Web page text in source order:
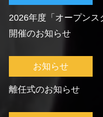
2026年度「オープンス
開催のお知らせ
お知らせ
離任式のお知らせ